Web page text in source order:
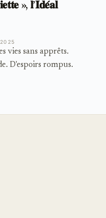
», 𝐥’𝐈𝐝𝐞́𝐚𝐥
vies sans apprêts.
D'espoirs rompus.